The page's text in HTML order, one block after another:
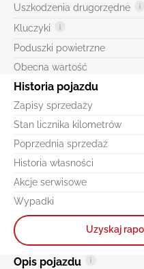
Uszkodzenia drugorzędne
Kluczyki
Poduszki powietrzne
Obecna wartość
Historia pojazdu
Zapisy sprzedaży
Stan licznika kilometrów
Poprzednia sprzedaż
Historia własności
Akcje serwisowe
Wypadki
Uzyskaj
Opis pojazdu